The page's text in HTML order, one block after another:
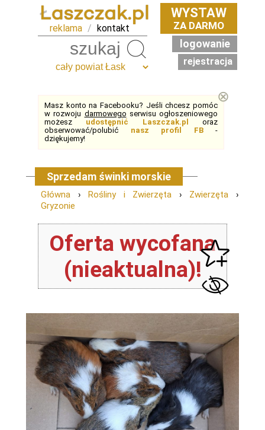
reklama / kontakt
WYSTAW
ZA DARMO
logowanie
rejestracja
Masz konto na Facebooku? Jeśli chcesz pomóc
w rozwoju darmowego serwisu ogłoszeniowego
możesz udostępnić Laszczak.pl
oraz
obserwować/polubić nasz profil FB-
dziękujemy!
⊗
Sprzedam świnki morskie
Główna ›Rośliny i Zwierzęta › Zwierzęta ›
Gryzonie
Oferta wycofana
(nieaktualna)!